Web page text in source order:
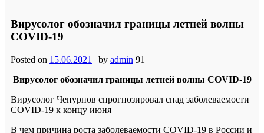
Вирусолог обозначил границы летней волны
COVID-19
Posted on 15.06.2021 | by admin 91
Вирусолог обозначил границы летней волны COVID-19
Вирусолог Чепурнов спрогнозировал спад заболеваемости
COVID-19 к концу июня
В чем причина роста заболеваемости COVID-19 в России и